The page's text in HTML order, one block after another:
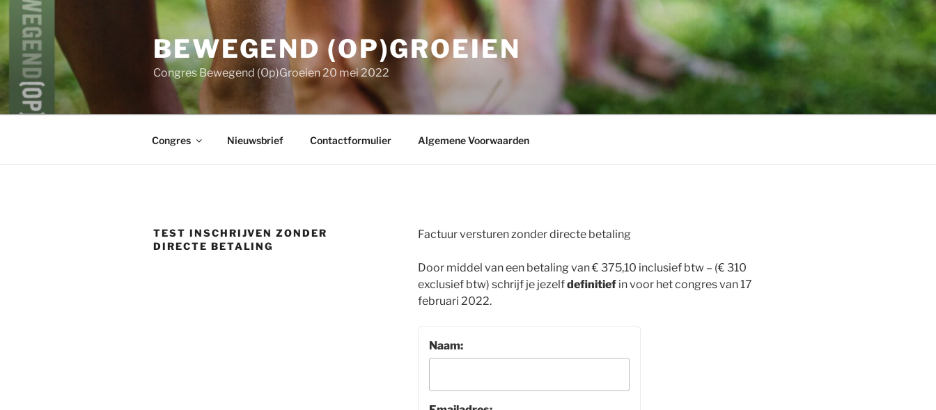
naar
inhoud
BEWEGEND (OP)GROEIEN
Congres Bewegend (Op)Groeien 20 mei 2022
Congres Nieuwsbrief Contactformulier Algemene Voorwaarden
TEST INSCHRIJVEN ZONDER
DIRECTE BETALING
Factuur versturen zonder directe betaling
Door middel van een betaling van € 375,10 inclusief btw – (€ 310
exclusief btw) schrijf je jezelfdefinitiefin voor het congres van 17
februari 2022.
Naam: